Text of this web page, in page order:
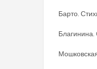
Барто.
Благинина.